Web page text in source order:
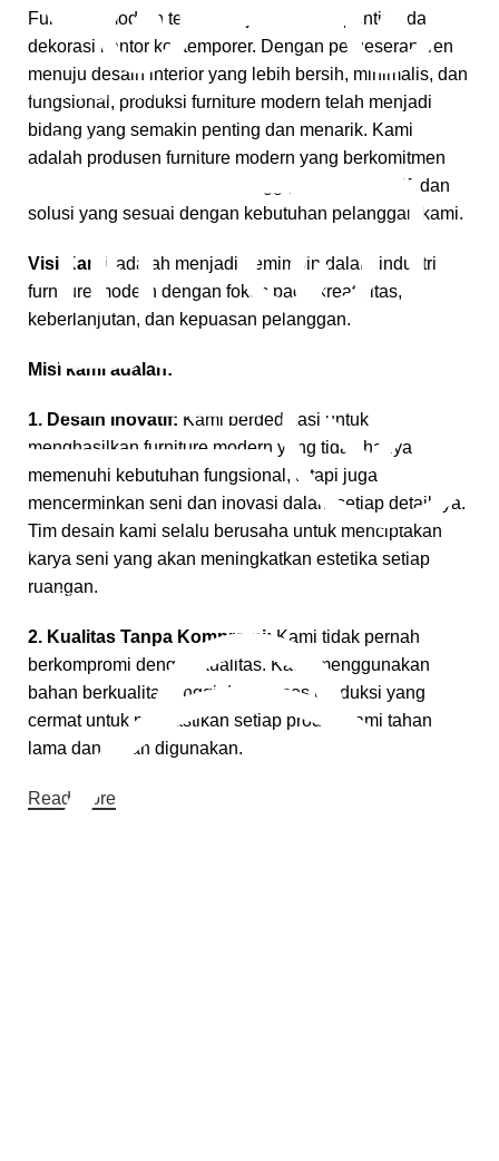
Furniture modern telah menjadi elemen penting dalam
dekorasi kantor kontemporer. Dengan pergeseran tren
menuju desain interior yang lebih bersih, minimalis, dan
fungsional, produksi furniture modern telah menjadi
bidang yang semakin penting dan menarik. Kami
adalah produsen furniture modern yang berkomitmen
untuk memberikan kualitas tinggi, desain inovatif, dan
solusi yang sesuai dengan kebutuhan pelanggan kami.
Visi Kami adalah menjadi pemimpin dalam industri
furniture modern dengan fokus pada kreativitas,
keberlanjutan, dan kepuasan pelanggan.
Misi kami adalah:
1. Desain Inovatif: Kami berdedikasi untuk
menghasilkan furniture modern yang tidak hanya
memenuhi kebutuhan fungsional, tetapi juga
mencerminkan seni dan inovasi dalam setiap detailnya.
Tim desain kami selalu berusaha untuk menciptakan
karya seni yang akan meningkatkan estetika setiap
ruangan.
2. Kualitas Tanpa Kompromi: Kami tidak pernah
berkompromi dengan kualitas. Kami menggunakan
bahan berkualitas tinggi dan proses produksi yang
cermat untuk memastikan setiap produk kami tahan
lama dan aman digunakan.
Read More
Gratis Pengiriman
*Snk Berlaku
Pembayaran Online
Cara Pembayaran